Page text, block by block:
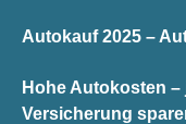
Autokauf 2025 –
Hohe Autokosten –
Versicherung